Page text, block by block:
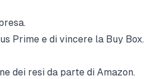
Prime e di vincere la Buy Box.
dei resi da parte di Amazon.